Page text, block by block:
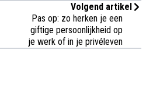
Volgend artikel
Pas op: zo herken je een
giftige persoonlijkheid op
je werk of in je privéleven